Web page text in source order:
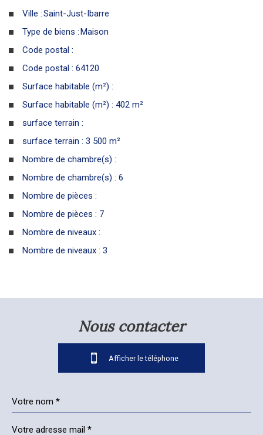
Ville :Saint-Just-Ibarre
Type de biens : Maison
Code postal :
Code postal : 64120
Surface habitable (m²) :
Surface habitable (m²) : 402 m²
surface terrain :
surface terrain : 3 500 m²
Nombre de chambre(s) :
Nombre de chambre(s) : 6
Nombre de pièces :
Nombre de pièces : 7
Nombre de niveaux :
Nombre de niveaux : 3
nous contacter
Afficher le téléphone
05 59 65 62 36